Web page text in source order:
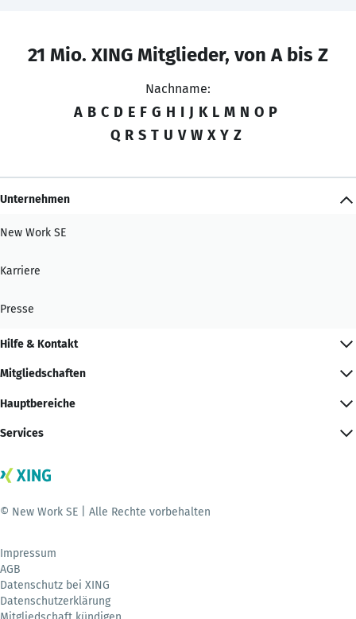
21 Mio. XING Mitglieder, von A bis Z
Nachname:
A B C D E F G H I J K L M N O P
Q R S T U V W X Y Z
Unternehmen
New Work SE
Karriere
Presse
Hilfe & Kontakt
Mitgliedschaften
Hauptbereiche
Services
© New Work SE | Alle Rechte vorbehalten
Impressum
AGB
Datenschutz bei XING
Datenschutzerklärung